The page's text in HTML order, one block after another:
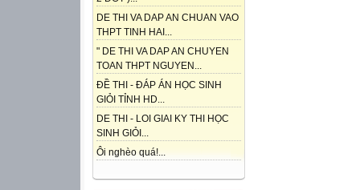
DE THI VA DAP AN CHUAN VAO
THPT TINH HAI...
" DE THI VA DAP AN CHUYEN
TOAN THPT NGUYEN...
ĐỀ THI - ĐÁP ÁN HỌC SINH
GIỎI TỈNH HD...
DE THI - LOI GIAI KY THI HỌC
SINH GIỎI...
Ôi nghèo quá!...